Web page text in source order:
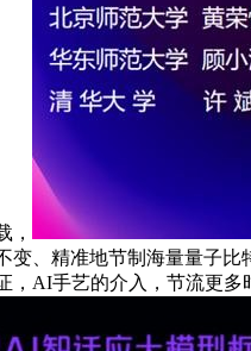
，
变、精准地节制海量量子
，AI手艺的介入，节流更